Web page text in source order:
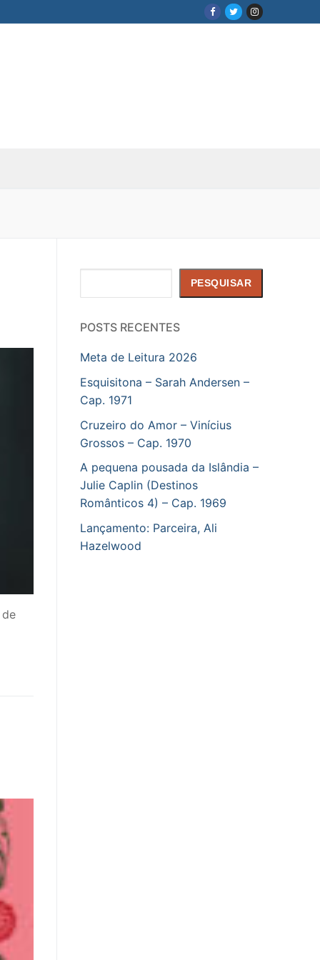
PESQUISAR
POSTS RECENTES
Meta de Leitura 2026
Esquisitona – Sarah Andersen –
Cap. 1971
Cruzeiro do Amor – Vinícius
Grossos – Cap. 1970
A pequena pousada da Islândia –
Julie Caplin (Destinos
Românticos 4) – Cap. 1969
Lançamento: Parceira, Ali
Hazelwood